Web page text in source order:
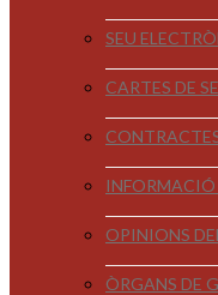
SEU
CARTES DE
OPINIONS
ÒRGANS DE